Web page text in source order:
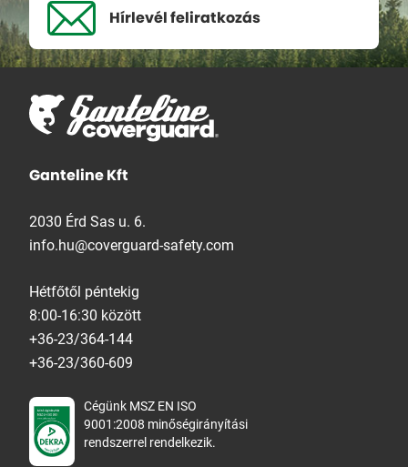
Hírlevél feliratkozás
Ganteline Kft
2030 Érd Sas u. 6.
info.hu@coverguard-safety.com
Hétfőtől péntekig
8:00-16:30 között
+36-23/364-144
+36-23/360-609
Cégünk MSZ EN ISO
9001:2008 minőségirányítási
rendszerrel rendelkezik.